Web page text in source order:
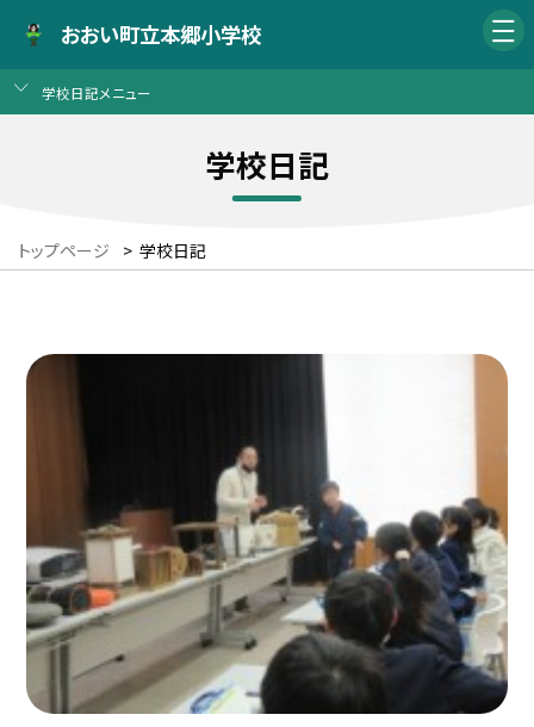
おおい町立本郷小学校
学校日記メニュー
学校日記
トップページ > 学校日記